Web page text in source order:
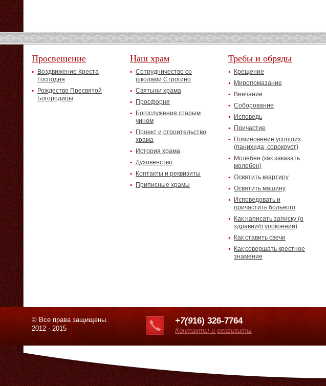
Просвещение
Воздвижение Креста
Господня
Рождество Пресвятой
Богородицы
Наш храм
Сотрудничество со
школами Строгино
Святыни храма
Просфорня
Богослужения старым
чином
Проект и строительство
храма
История храма
Духовенство
Контакты и реквизиты
Приписные храмы
Требы и обряды
Крещение
Миропомазание
Венчание
Соборование
Исповедь
Причастие
Поминовение усопших
(панихида, сорокоуст)
Молебен (как заказать
молебен)
Освятить квартиру
Освятить машину
Исповедовать и
причастить больного
Как написать записку (о
здравии/о упокоении)
Как ставить свечи
Как совершать крестное
знамение
© Все права защищены.
2012 - 2015
+7(916) 326-7764
Контакты и реквизиты